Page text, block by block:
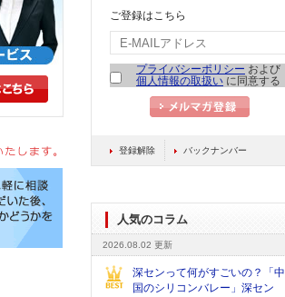
ご登録はこちら
プライバシーポリシー および
個人情報の取扱い に同意する
登録解除 バックナンバー
人気のコラム
2026.08.02 更新
深センって何がすごいの？「中
国のシリコンバレー」深セン